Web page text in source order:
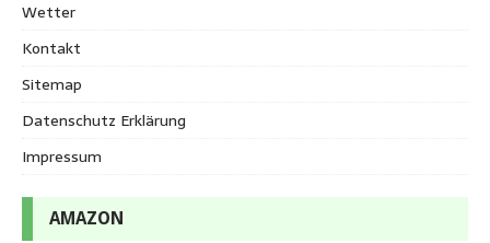
Wetter
Kontakt
Sitemap
Datenschutz Erklärung
Impressum
AMAZON